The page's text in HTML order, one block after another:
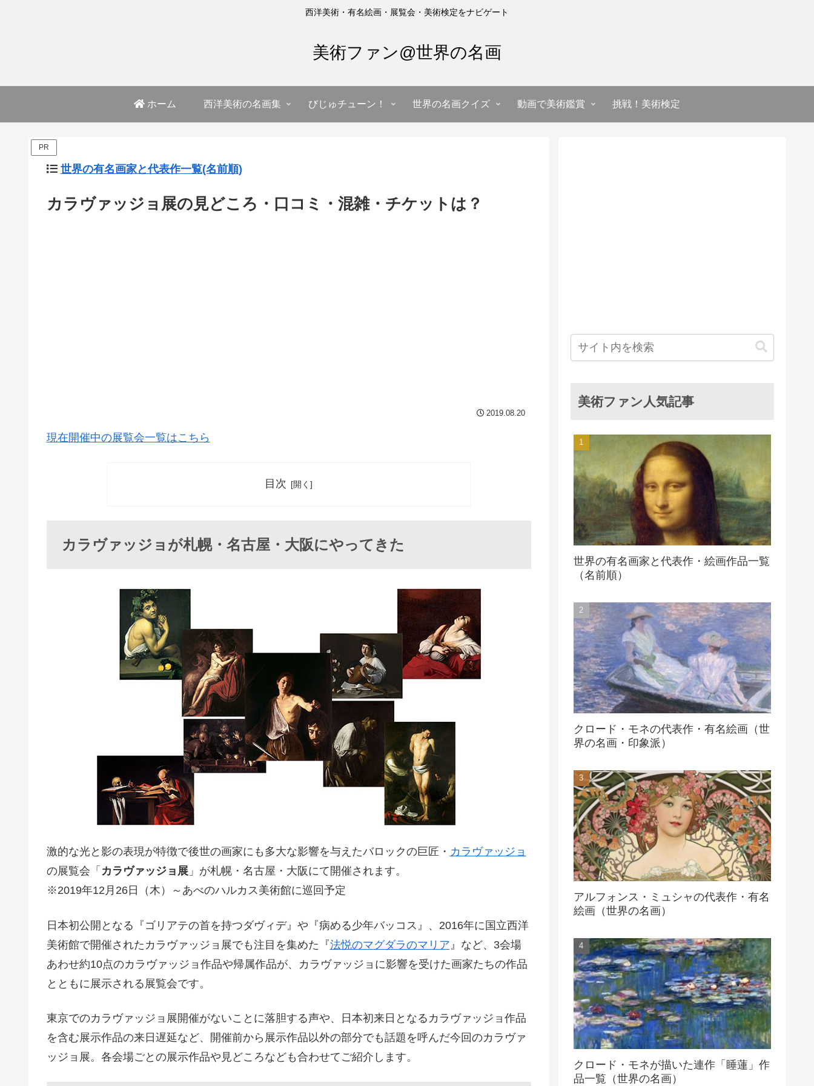
西洋美術・有名絵画・展覧会・美術検定をナビゲート
美術ファン@世界の名画
ホーム 西洋美術の名画集 びじゅチューン！ 世界の名画クイズ 動画で美術鑑賞 挑戦！美術検定
PR
世界の有名画家と代表作一覧(名前順)
カラヴァッジョ展の見どころ・口コミ・混雑・チケットは？
2019.08.20
現在開催中の展覧会一覧はこちら
目次
カラヴァッジョが札幌・名古屋・大阪にやってきた
激的な光と影の表現が特徴で後世の画家にも多大な影響を与えたバロックの巨匠・ カラヴァッジョ
の展覧会「 カラヴァッジョ展」が札幌・名古屋・大阪にて開催されます。
※2019年12月26日（木）～あべのハルカス美術館に巡回予定
日本初公開となる『ゴリアテの首を持つダヴィデ』や『病める少年バッコス』、2016年に国立西洋
美術館で開催されたカラヴァッジョ展でも注目を集めた『法悦のマグダラのマリア 』など、3会場
あわせ約10点のカラヴァッジョ作品や帰属作品が、カラヴァッジョに影響を受けた画家たちの作品
とともに展示される展覧会です。
東京でのカラヴァッジョ展開催がないことに落胆する声や、日本初来日となるカラヴァッジョ作品
を含む展示作品の来日遅延など、開催前から展示作品以外の部分でも話題を呼んだ今回のカラヴァ
ッジョ展。各会場ごとの展示作品や見どころなども合わせてご紹介します。
美術ファン人気記事
世界の有名画家と代表作・絵画作品一覧
（名前順）
クロード・モネの代表作・有名絵画（世
界の名画・印象派）
アルフォンス・ミュシャの代表作・有名
絵画（世界の名画）
クロード・モネが描いた連作「睡蓮」作
品一覧（世界の名画）